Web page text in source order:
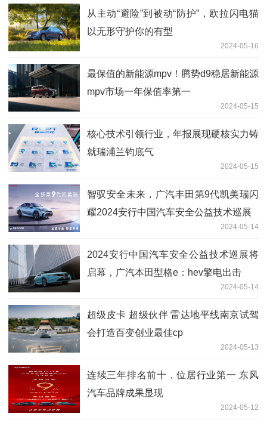
从主动“避险”到被动“防护”，欧拉闪电猫
以无形守护你的有型
2024-05-16
最保值的新能源mpv！腾势d9稳居新能源
mpv市场一年保值率第一
2024-05-15
核心技术引领行业，年报展现硬核实力铸
就瑞浦兰钧底气
2024-05-15
智驭安全未来，广汽丰田第9代凯美瑞闪
耀2024安行中国汽车安全公益技术巡展
2024-05-14
2024安行中国汽车安全公益技术巡展将
启幕，广汽本田型格e：hev擎电出击
2024-05-14
超级皮卡 超级伙伴 雷达地平线南京试驾
会打造百变创业最佳cp
2024-05-13
连续三年排名前十，位居行业第一 东风
汽车品牌成果显现
2024-05-12